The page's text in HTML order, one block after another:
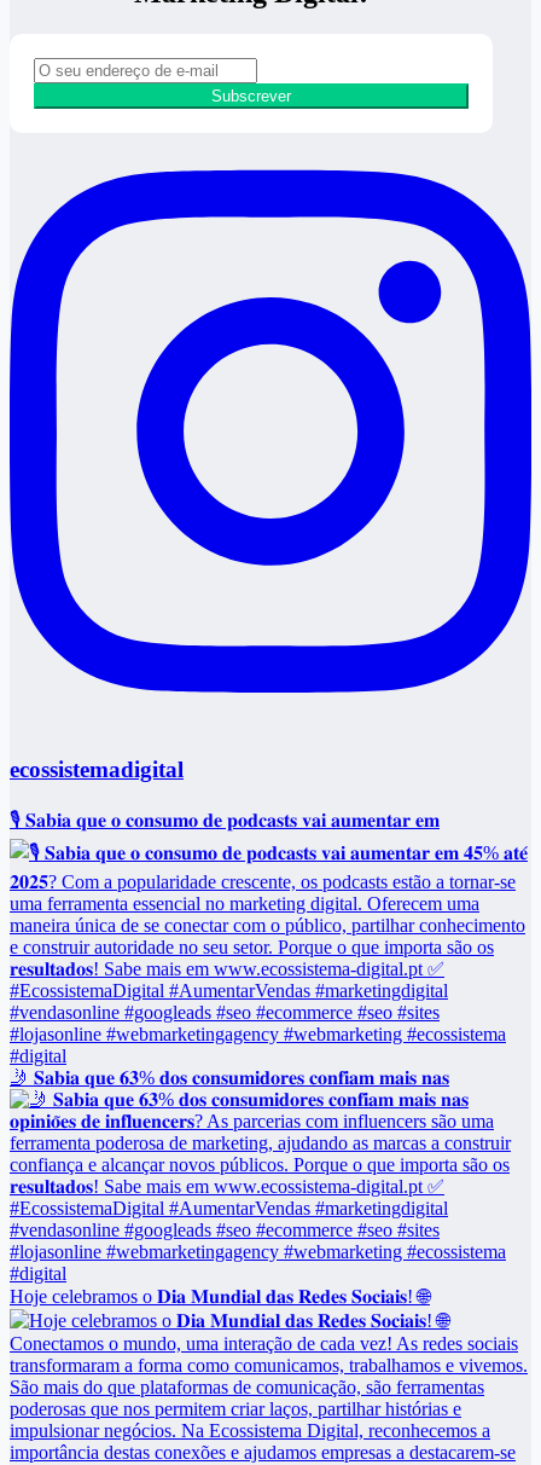
Subscrever
ecossistemadigital
🎙️ 𝐒𝐚𝐛𝐢𝐚 𝐪𝐮𝐞 𝐨 𝐜𝐨𝐧𝐬𝐮𝐦𝐨 𝐝𝐞 𝐩𝐨𝐝𝐜𝐚𝐬𝐭𝐬 𝐯𝐚𝐢 𝐚𝐮𝐦𝐞𝐧𝐭𝐚𝐫 𝐞𝐦
🤳 𝐒𝐚𝐛𝐢𝐚 𝐪𝐮𝐞 𝟔𝟑% 𝐝𝐨𝐬 𝐜𝐨𝐧𝐬𝐮𝐦𝐢𝐝𝐨𝐫𝐞𝐬 𝐜𝐨𝐧𝐟𝐢𝐚𝐦 𝐦𝐚𝐢𝐬 𝐧𝐚𝐬
Hoje celebramos o 𝐃𝐢𝐚 𝐌𝐮𝐧𝐝𝐢𝐚𝐥 𝐝𝐚𝐬 𝐑𝐞𝐝𝐞𝐬 𝐒𝐨𝐜𝐢𝐚𝐢𝐬! 🌐